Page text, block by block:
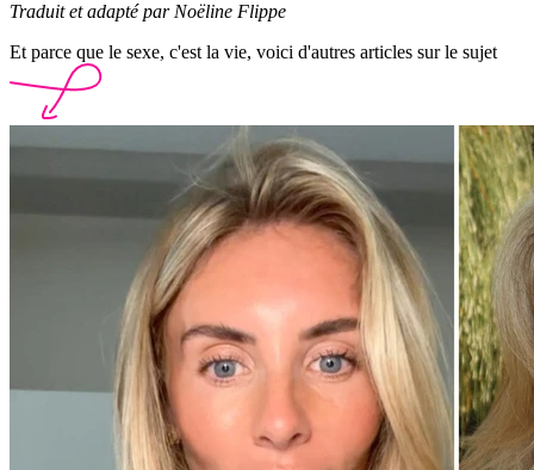
Traduit et adapté par Noëline Flippe
Et parce que le sexe, c'est la vie, voici d'autres articles sur le sujet